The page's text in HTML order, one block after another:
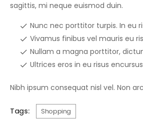
sagittis, mi neque euismod duin.
Nunc nec porttitor turpis. In eu
Vivamus finibus vel mauris eu
Nullam a magna porttitor,
Ultrices eros in eu risus
Nibh ipsum consequat nisl vel. Non
Tags: Shopping